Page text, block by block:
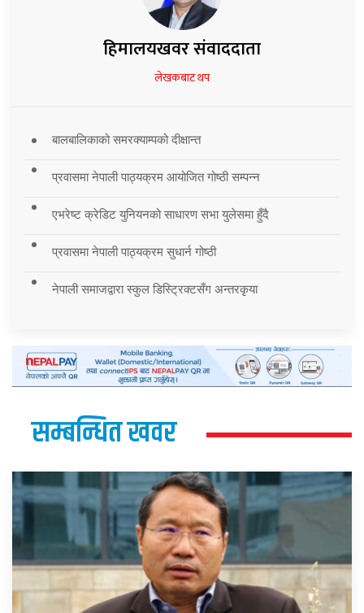
हिमालयखवर संवाददाता
लेखकबाट थप
बालबालिकाको समरक्याम्पको दीक्षान्त
प्रवासमा नेपाली पाठ्यक्रम आयोजित गोष्ठी सम्पन्न
एभरेष्ट क्रेडिट युनियनको साधारण सभा युलेसमा हुँदै
प्रवासमा नेपाली पाठ्यक्रम सुधार्न गोष्ठी
नेपाली समाजद्वारा स्कुल डिस्ट्रिक्टसँग अन्तरकृया
सम्बन्धित खवर